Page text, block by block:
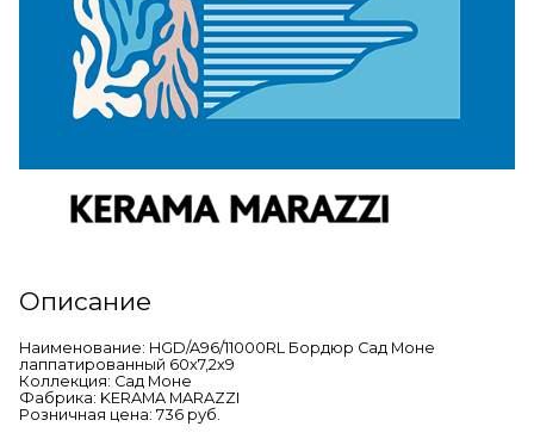
Описание
Наименование: HGD/A96/11000RL Бордюр Сад Моне
лаппатированный 60х7,2х9
Коллекция: Сад Моне
Фабрика: KERAMA MARAZZI
Розничная цена: 736 руб.